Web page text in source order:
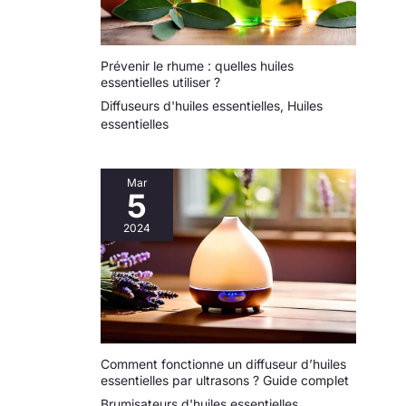
Prévenir le rhume : quelles huiles
essentielles utiliser ?
Diffuseurs d'huiles essentielles, Huiles
essentielles
Mar
5
2024
Comment fonctionne un diffuseur d’huiles
essentielles par ultrasons ? Guide complet